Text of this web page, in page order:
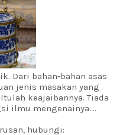
Dari bahan-bahan asas
jenis masakan yang
keajaibannya. Tiada
ilmu mengenainya....
hubungi: